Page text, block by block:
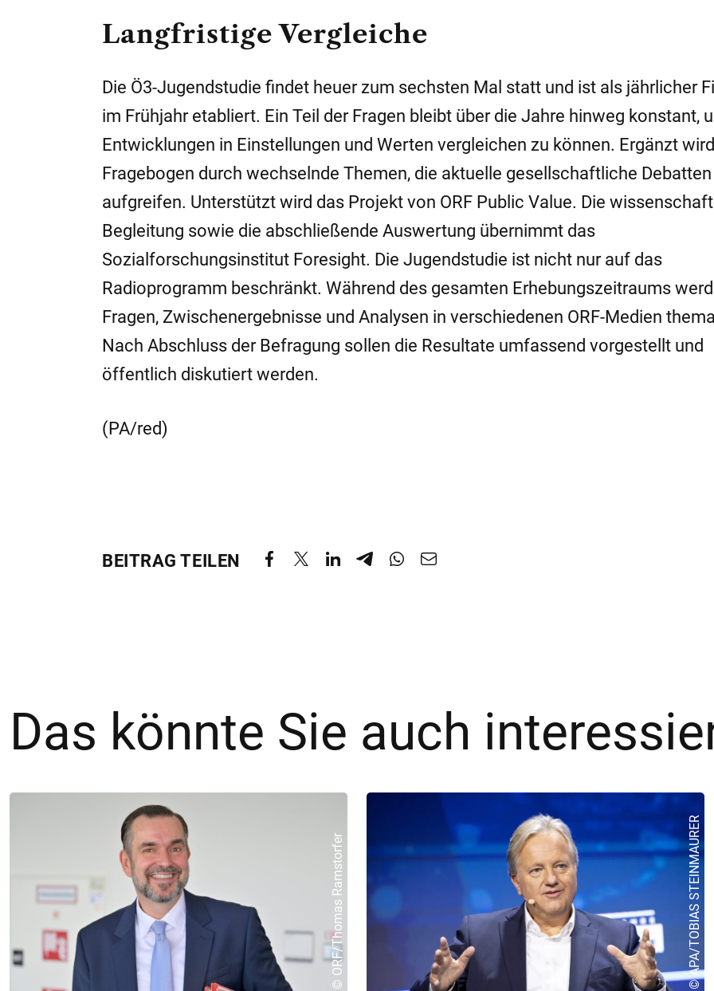
Langfristige Vergleiche
Die Ö3-Jugendstudie findet heuer zum sechsten Mal statt und ist als jährlicher
im Frühjahr etabliert. Ein Teil der Fragen bleibt über die Jahre hinweg konstant,
Entwicklungen in Einstellungen und Werten vergleichen zu können. Ergänzt
Fragebogen durch wechselnde Themen, die aktuelle gesellschaftliche Debatten
aufgreifen. Unterstützt wird das Projekt von ORF Public Value. Die
Begleitung sowie die abschließende Auswertung übernimmt das
Sozialforschungsinstitut Foresight. Die Jugendstudie ist nicht nur auf das
Radioprogramm beschränkt. Während des gesamten Erhebungszeitraums
Fragen, Zwischenergebnisse und Analysen in verschiedenen ORF-Medien
Nach Abschluss der Befragung sollen die Resultate umfassend vorgestellt und
öffentlich diskutiert werden.
(PA/red)
BEITRAG TEILEN
Das könnte Sie auch
© ORF/Thomas Ramstorfer © APA/TOBIAS STEINMAURER